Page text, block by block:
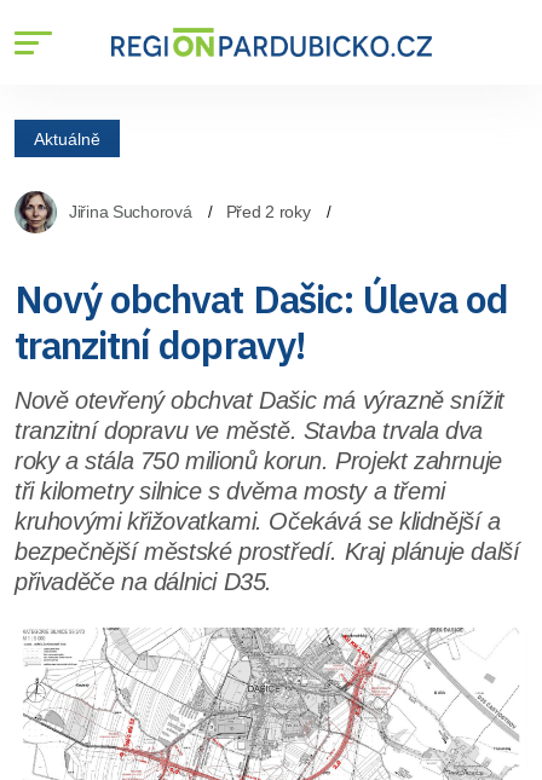
Aktuálně
Jiřina Suchorová Před 2 roky
Nový obchvat Dašic: Úleva od
tranzitní dopravy!
Nově otevřený obchvat Dašic má výrazně snížit
tranzitní dopravu ve městě. Stavba trvala dva
roky a stála 750 milionů korun. Projekt zahrnuje
tři kilometry silnice s dvěma mosty a třemi
kruhovými křižovatkami. Očekává se klidnější a
bezpečnější městské prostředí. Kraj plánuje další
přivaděče na dálnici D35.